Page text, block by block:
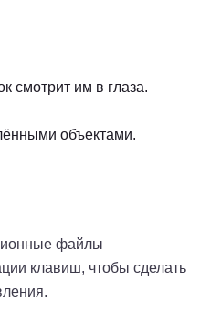
смотрит им в глаза.
объектами.
файлы
клавиш, чтобы сделать